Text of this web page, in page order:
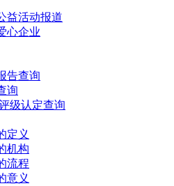
益活动报道
心企业
告查询
询
级认定查询
定义
机构
流程
意义